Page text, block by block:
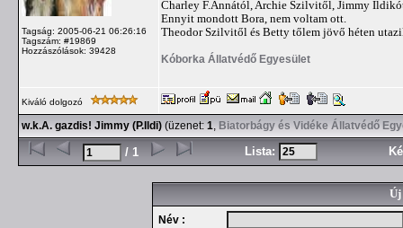
Tagság: 2005-06-21 06:26:16
Tagszám: #19869
Hozzászólások: 39428
Charley F.Annától, Archie Szilvitől, Jimmy
Ennyit mondott Bora, nem voltam ott.
Theodor Szilvitől és Betty tőlem jövő héten
Kóborka Állatvédő Egyesület
Kiváló dolgozó
w.k.A. gazdis! Jimmy (P.Ildi) (üzenet: 1, Biatorbágy és Vidéke Állatvédő
/ 1 Lista:
Új
Név :